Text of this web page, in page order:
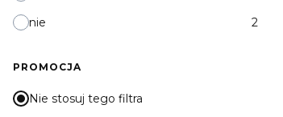
nie
2
PROMOCJA
Nie stosuj tego filtra